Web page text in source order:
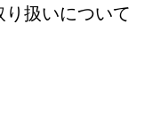
扱いについて